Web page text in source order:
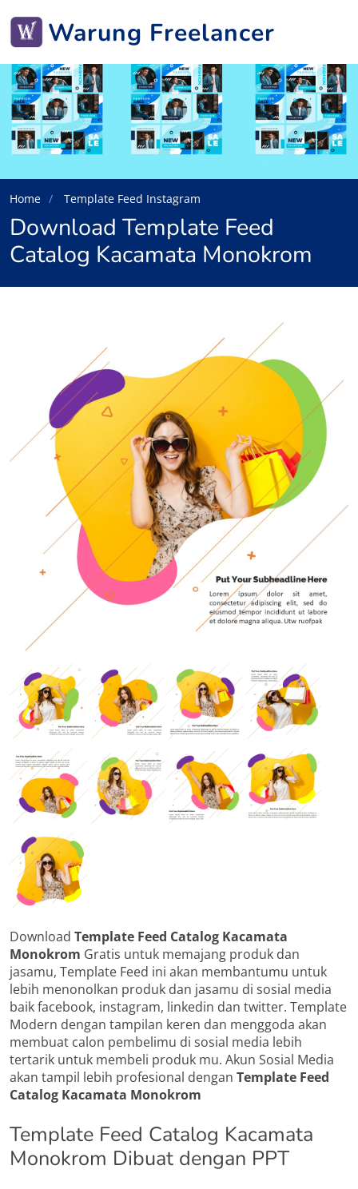
Warung Freelancer
Home Template Feed Instagram
Download Template Feed
Catalog Kacamata Monokrom
Download Template Feed Catalog Kacamata
Monokrom Gratis untuk memajang produk dan
jasamu, Template Feed ini akan membantumu untuk
lebih menonolkan produk dan jasamu di sosial media
baik facebook, instagram, linkedin dan twitter. Template
Modern dengan tampilan keren dan menggoda akan
membuat calon pembelimu di sosial media lebih
tertarik untuk membeli produk mu. Akun Sosial Media
akan tampil lebih profesional dengan Template Feed
Catalog Kacamata Monokrom
Template Feed Catalog Kacamata
Monokrom Dibuat dengan PPT